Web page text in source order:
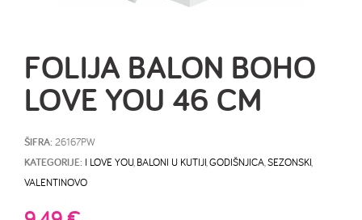
FOLIJA BALON BOHO
LOVE YOU 46 CM
ŠIFRA: 26167PW
KATEGORIJE: I LOVE YOU, BALONI U KUTIJI GODIŠNJICA SEZONSKI
VALENTINOVO